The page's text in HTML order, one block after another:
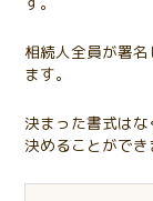
相続人全員が署
ます。
決まった書式は
決めることができ